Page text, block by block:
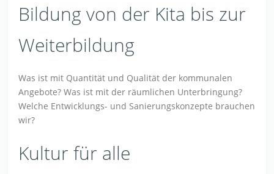
Bildung von der Kita bis zur
Weiterbildung
Was ist mit Quantität und Qualität der kommunalen
Angebote? Was ist mit der räumlichen Unterbringung?
Welche Entwicklungs- und Sanierungskonzepte brauchen
wir?
Kultur für alle